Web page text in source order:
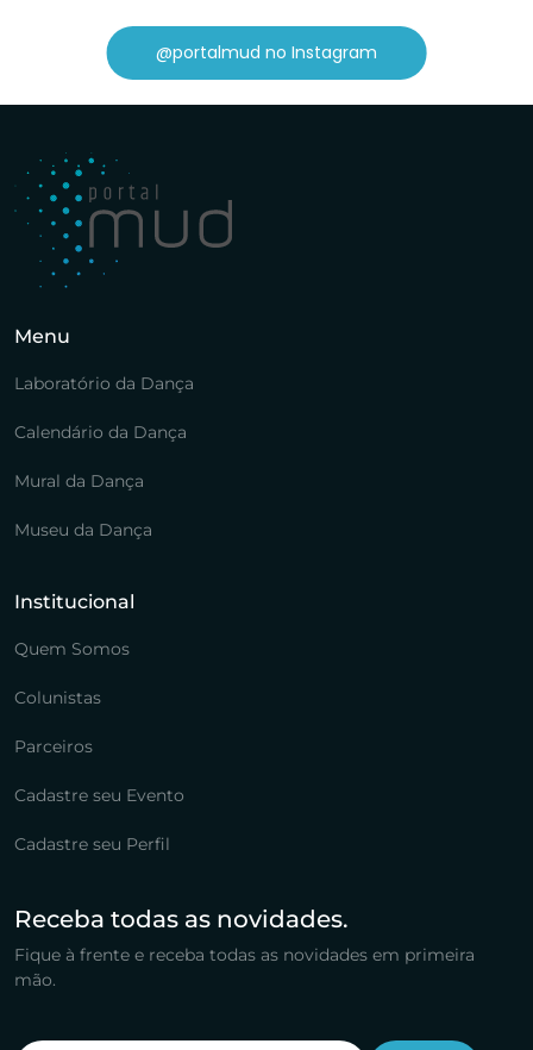
@portalmud no Instagram
Menu
Laboratório da Dança
Calendário da Dança
Mural da Dança
Museu da Dança
Institucional
Quem Somos
Colunistas
Parceiros
Cadastre seu Evento
Cadastre seu Perfil
Receba todas as novidades.
Fique à frente e receba todas as novidades em primeira
mão.